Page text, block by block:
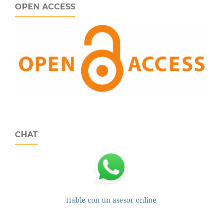
OPEN ACCESS
CHAT
Hable con un asesor online